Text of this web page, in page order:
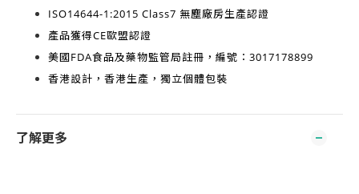
ISO14644-1:2015 Class7 無塵廠房生產認證
產品獲得CE歐盟認證
美國FDA食品及藥物監管局註冊，編號：3017178899
香港設計，香港生產 ，獨立個體包裝
了解更多